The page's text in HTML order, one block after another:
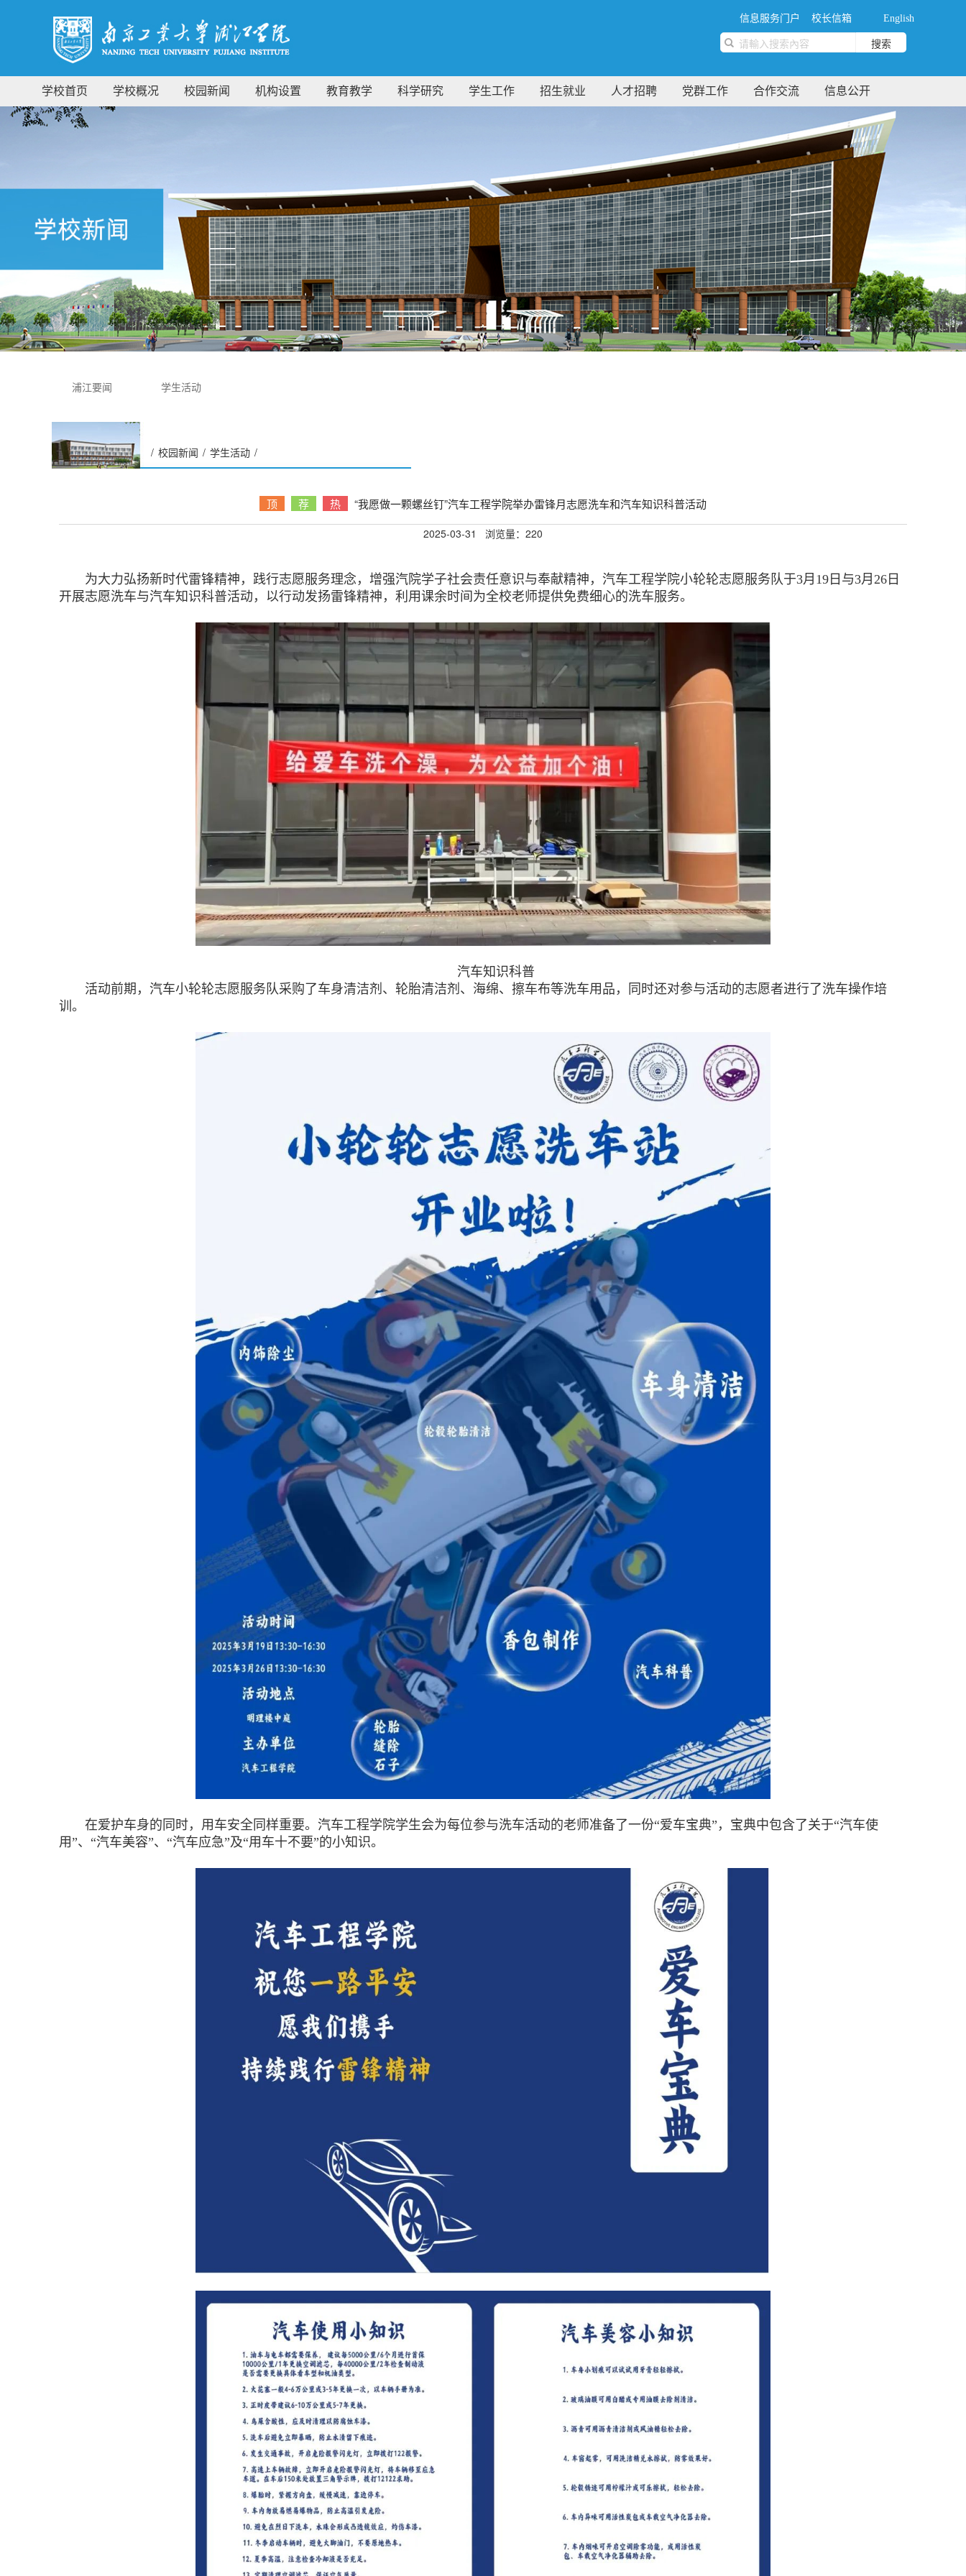
信息服务门户 校长信箱 English
搜索
学校首页 学校概况 校园新闻 机构设置 教育教学 科学研究 学生工作 招生就业 人才招聘 党群工作 合作交流 信息公开
浦江要闻 学生活动
/ 校园新闻 / 学生活动 /
程学院举办雷锋月志愿洗车
顶 荐 热 “我愿做一颗螺丝钉”汽车工程学院举办雷锋月志愿洗车和汽车知识科普活动
2025-03-31 浏览量： 220
为大力弘扬新时代雷锋精神，践行志愿服务理念，增强汽院学子社会责任意识与奉献精神，汽车工程学院小轮轮志愿服务队于3月19日与3月26日
开展志愿洗车与汽车知识科普活动，以行动发扬雷锋精神，利用课余时间为全校老师提供免费细心的洗车服务。
汽车知识科普
活动前期，汽车小轮轮志愿服务队采购了车身清洁剂、轮胎清洁剂、海绵、擦车布等洗车用品，同时还对参与活动的志愿者进行了洗车操作培
训。
在爱护车身的同时，用车安全同样重要。汽车工程学院学生会为每位参与洗车活动的老师准备了一份“爱车宝典”，宝典中包含了关于“汽车使
用”、“汽车美容”、“汽车应急”及“用车十不要”的小知识。